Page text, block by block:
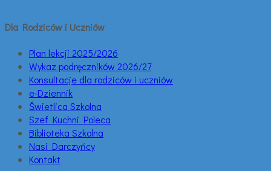
Dla Rodziców i Uczniów
Plan lekcji 2025/2026
Wykaz podręczników 2026/27
Konsultacje dla rodziców i uczniów
e-Dziennik
Świetlica Szkolna
Szef Kuchni Poleca
Biblioteka Szkolna
Nasi Darczyńcy
Kontakt